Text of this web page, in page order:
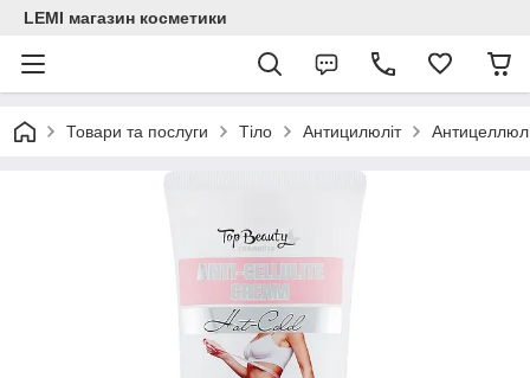
LEMI магазин косметики
Товари та послуги Тіло Антицилюліт